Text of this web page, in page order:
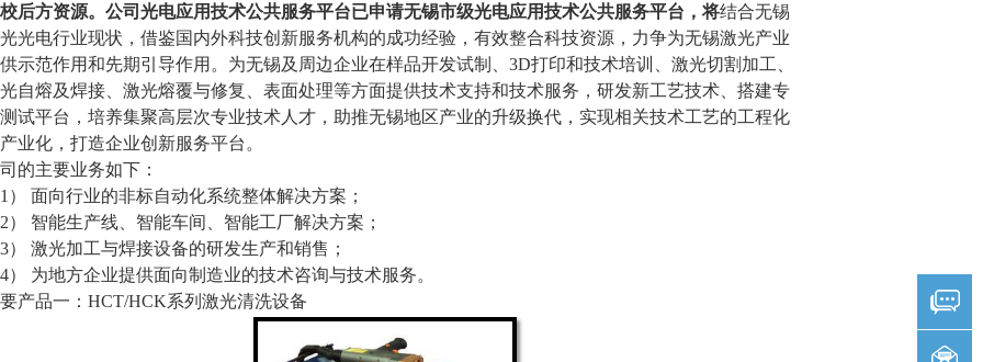
后方资源。公司光电应用技术公共服务平台已申请无锡市级光电应用技术公共服务平台，将结合无锡
光电行业现状，借鉴国内外科技创新服务机构的成功经验，有效整合科技资源，力争为无锡激光产业
示范作用和先期引导作用。为无锡及周边企业在样品开发试制、3D打印和技术培训、激光切割加工、
自熔及焊接、激光熔覆与修复、表面处理等方面提供技术支持和技术服务，研发新工艺技术、搭建专
试平台，培养集聚高层次专业技术人才，助推无锡地区产业的升级换代，实现相关技术工艺的工程化
业化，打造企业创新服务平台。
的主要业务如下：
）面向行业的非标自动化系统整体解决方案；
）智能生产线、智能车间、智能工厂解决方案；
）激光加工与焊接设备的研发生产和销售；
）为地方企业提供面向制造业的技术咨询与技术服务。
产品一：HCT/HCK系列激光清洗设备